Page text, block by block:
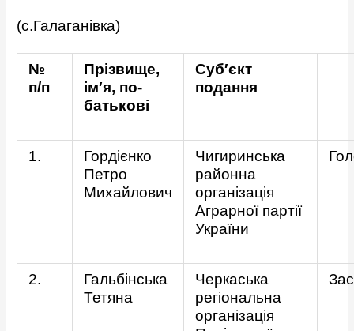
(с.Галаганівка)
№
п/п
Прізвище,
ім′я, по-
батькові
Суб′єкт
подання
1.
Гордієнко
Петро
Михайлович
Чигиринська
районна
організація
Аграрної партії
України
2.
Гальбінська
Тетяна
Черкаська
регіональна
організація